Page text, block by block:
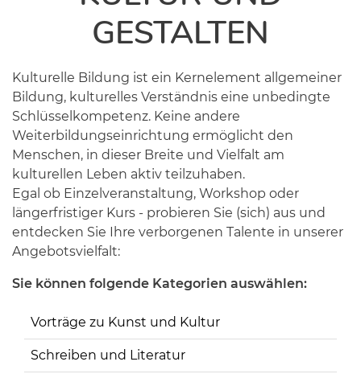
GESTALTEN
Kulturelle Bildung ist ein Kernelement allgemeiner
Bildung, kulturelles Verständnis eine unbedingte
Schlüsselkompetenz. Keine andere
Weiterbildungseinrichtung ermöglicht den
Menschen, in dieser Breite und Vielfalt am
kulturellen Leben aktiv teilzuhaben.
Egal ob Einzelveranstaltung, Workshop oder
längerfristiger Kurs - probieren Sie (sich) aus und
entdecken Sie Ihre verborgenen Talente in unserer
Angebotsvielfalt:
Sie können folgende Kategorien auswählen:
Vorträge zu Kunst und Kultur
Schreiben und Literatur